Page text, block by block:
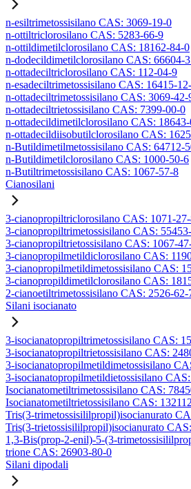
n-esiltrimetossisilano CAS: 3069-19-0
n-ottiltriclorosilano CAS: 5283-66-9
n-ottildimetilclorosilano CAS: 18162-84-0
n-dodecildimetilclorosilano CAS: 66604-
n-ottadeciltriclorosilano CAS: 112-04-9
n-esadeciltrimetossisilano CAS: 16415-
n-ottadeciltrimetossisilano CAS: 3069-42-
n-ottadeciltrietossisilano CAS: 7399-00-0
n-ottadecildimetilclorosilano CAS:
n-ottadecildiisobutilclorosilano CAS:
n-Butildimetilmetossisilano CAS: 64712-
n-Butildimetilclorosilano CAS: 1000-50-6
n-Butiltrimetossisilano CAS: 1067-57-8
Cianosilani
3-cianopropiltriclorosilano CAS: 1071-
3-cianopropiltrimetossisilano CAS:
3-cianopropiltrietossisilano CAS: 1067-
3-cianopropilmetildiclorosilano CAS:
3-cianopropilmetildimetossisilano CAS:
3-cianopropildimetilclorosilano CAS:
2-cianoetiltrimetossisilano CAS: 2526-62-
Silani isocianato
3-isocianatopropiltrimetossisilano CAS:
3-isocianatopropiltrietossisilano CAS:
3-isocianatopropilmetildimetossisilano
3-isocianatopropilmetildietossisilano
Isocianatometiltrimetossisilano CAS:
Isocianatometiltrietossisilano CAS:
Tris(3-trimetossisililpropil)isocianurato
Tris(3-trietossisililpropil)isocianurato
1,3-Bis(prop-2-enil)-5-(3-
trione CAS: 26903-80-0
Silani dipodali